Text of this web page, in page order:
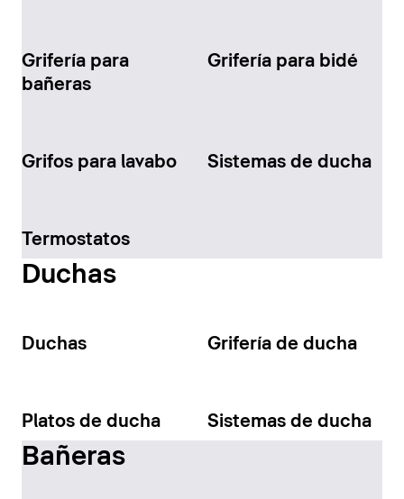
Grifería para
bañeras
Grifería para bidé
Grifos para lavabo Sistemas de ducha
Termostatos
Duchas
Duchas Grifería de ducha
Platos de ducha Sistemas de ducha
Bañeras